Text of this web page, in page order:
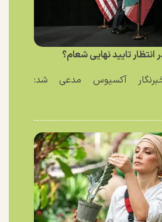
انتظار تایید نهایی شعام؟
خبرنگار آکسیوس مدعی شد: